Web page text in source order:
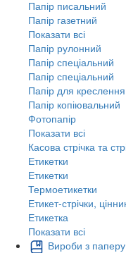
Папір писальний
Папір газетний
Показати всі
Папір рулонний
Папір спеціальний
Папір спеціальний
Папір для
Папір копіювальний
Фотопапір
Показати всі
Касова стрічка та
Етикетки
Етикетки
Термоетикетки
Етикет-стрічки,
Етикетка
Показати всі
Вироби з паперу